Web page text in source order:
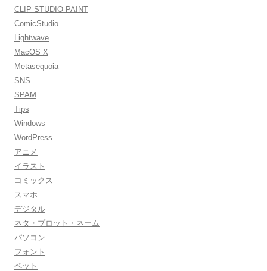
CLIP STUDIO PAINT
ComicStudio
Lightwave
MacOS X
Metasequoia
SNS
SPAM
Tips
Windows
WordPress
アニメ
イラスト
コミックス
スマホ
デジタル
ネタ・プロット・ネーム
パソコン
フォント
ペット